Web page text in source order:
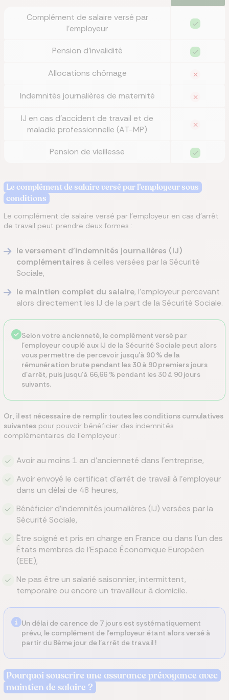
Complément de salaire versé par
l’employeur
Pension d’invalidité
Allocations chômage
Indemnités journalières de maternité
IJ en cas d’accident de travail et de
maladie professionnelle (AT-MP)
Pension de vieillesse
Le complément de salaire versé par l’employeur sous
conditions
Le complément de salaire versé par l’employeur en cas d’arrêt
de travail peut prendre deux formes :
le versement d’indemnités journalières (IJ)
complémentaires à celles versées par la Sécurité
Sociale,
le maintien complet du salaire, l’employeur percevant
alors directement les IJ de la part de la Sécurité Sociale.
Selon votre ancienneté, le complément versé par
l’employeur couplé aux IJ de la Sécurité Sociale peut alors
vous permettre de percevoir jusqu’à 90 % de la
rémunération brute pendant les 30 à 90 premiers jours
d'arrêt, puis jusqu’à 66,66 % pendant les 30 à 90 jours
suivants.
Or, il est nécessaire de remplir toutes les conditions cumulatives
suivantes pour pouvoir bénéficier des indemnités
complémentaires de l’employeur :
Avoir au moins 1 an d’ancienneté dans l’entreprise,
Avoir envoyé le certificat d’arrêt de travail à l’employeur
dans un délai de 48 heures,
Bénéficier d’indemnités journalières (IJ) versées par la
Sécurité Sociale,
Être soigné et pris en charge en France ou dans l’un des
États membres de l’Espace Économique Européen
(EEE),
Ne pas être un salarié saisonnier, intermittent,
temporaire ou encore un travailleur à domicile.
Un délai de carence de 7 jours est systématiquement
prévu, le complément de l’employeur étant alors versé à
partir du 8ème jour de l’arrêt de travail !
Pourquoi souscrire une assurance prévoyance avec
maintien de salaire ?